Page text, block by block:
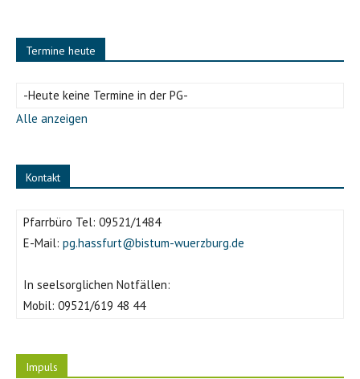
Termine heute
-Heute keine Termine in der PG-
Alle anzeigen
Kontakt
Pfarrbüro Tel: 09521/1484
E-Mail: pg.hassfurt@bistum-wuerzburg.de
In seelsorglichen Notfällen:
Mobil: 09521/619 48 44
Impuls